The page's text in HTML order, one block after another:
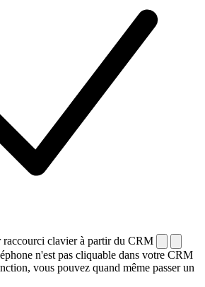
raccourci clavier à partir du CRM
n'est pas cliquable dans votre CRM
vous pouvez quand même passer un